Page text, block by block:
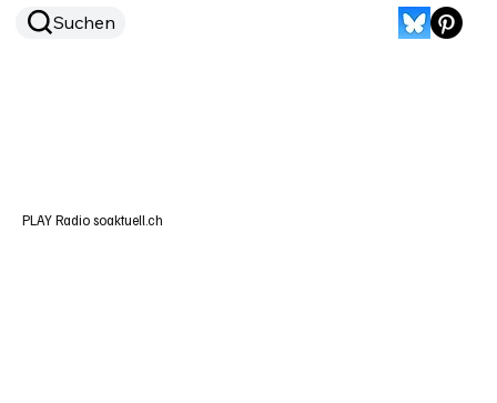
Suchen
PLAY Radio soaktuell.ch